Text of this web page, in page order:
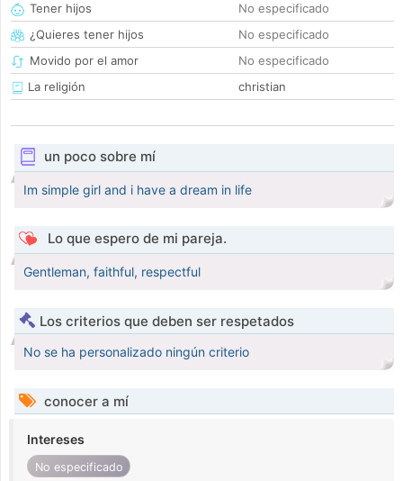
Tener hijos
No especificado
¿Quieres tener hijos
No especificado
Movido por el amor
No especificado
La religión
christian
un poco sobre mí
Im simple girl and i have a dream in life
Lo que espero de mi pareja.
Gentleman, faithful, respectful
Los criterios que deben ser respetados
No se ha personalizado ningún criterio
conocer a mí
Intereses
No especificado